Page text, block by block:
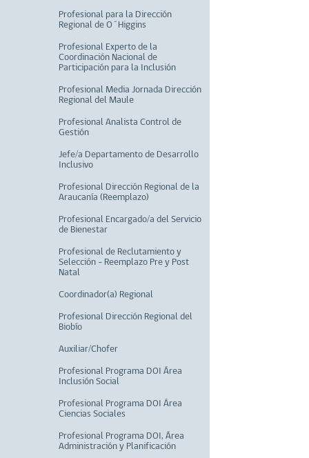
Profesional para la Dirección
Regional de O´Higgins
Profesional Experto de la
Coordinación Nacional de
Participación para la Inclusión
Profesional Media Jornada Dirección
Regional del Maule
Profesional Analista Control de
Gestión
Jefe/a Departamento de Desarrollo
Inclusivo
Profesional Dirección Regional de la
Araucanía (Reemplazo)
Profesional Encargado/a del Servicio
de Bienestar
Profesional de Reclutamiento y
Selección - Reemplazo Pre y Post
Natal
Coordinador(a) Regional
Profesional Dirección Regional del
Biobío
Auxiliar/Chofer
Profesional Programa DOI Área
Inclusión Social
Profesional Programa DOI Área
Ciencias Sociales
Profesional Programa DOI, Área
Administración y Planificación